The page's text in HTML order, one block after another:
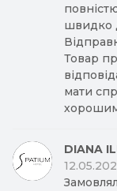
швидко
Товар
мати
DIANA